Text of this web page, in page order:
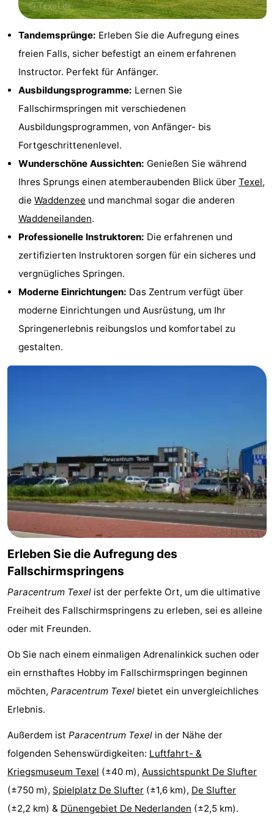
Holland
Land
en
Zeezicht
Strandhuys
Strandplevier
Campingplätze
Ferienhäuser
't
Eibernest
-
Hoogelandt
Beach
Park
Texel
Buytenveldt
-
De
Krim
EuroParcs
Texel
-
Kustpark
Texel
Sluftervallei
Texel
Vogelmient
Zimmer
(mit
Frühstück)
Lastminutes
Strand
&
tun
-
Museen
-
Denkmäler
-
Kirchen
-
Aussichtspunkte
Attraktionen
-
Bauernhöfe
-
Tandemsprünge: Erleben Sie die Aufregung eines
freien Falls, sicher befestigt an einem erfahrenen
Instructor. Perfekt für Anfänger.
Ausbildungsprogramme: Lernen Sie
Fallschirmspringen mit verschiedenen
Ausbildungsprogrammen, von Anfänger- bis
Fortgeschrittenenlevel.
Wunderschöne Aussichten: Genießen Sie während
Ihres Sprungs einen atemberaubenden Blick über Texel,
die Waddenzee und manchmal sogar die anderen
Waddeneilanden.
Professionelle Instruktoren: Die erfahrenen und
zertifizierten Instruktoren sorgen für ein sicheres und
vergnügliches Springen.
Moderne Einrichtungen: Das Zentrum verfügt über
moderne Einrichtungen und Ausrüstung, um Ihr
Springenerlebnis reibungslos und komfortabel zu
gestalten.
Erleben Sie die Aufregung des
Fallschirmspringens
Paracentrum Texel ist der perfekte Ort, um die ultimative
Freiheit des Fallschirmspringens zu erleben, sei es alleine
oder mit Freunden.
Ob Sie nach einem einmaligen Adrenalinkick suchen oder
ein ernsthaftes Hobby im Fallschirmspringen beginnen
möchten, Paracentrum Texel bietet ein unvergleichliches
Erlebnis.
Außerdem ist Paracentrum Texel in der Nähe der
folgenden Sehenswürdigkeiten: Luftfahrt- &
Kriegsmuseum Texel (±40 m), Aussichtspunkt De Slufter
(±750 m), Spielplatz De Slufter (±1,6 km), De Slufter
(±2,2 km) & Dünengebiet De Nederlanden (±2,5 km).